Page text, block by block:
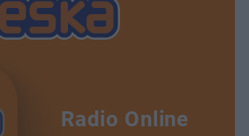
Radio Online